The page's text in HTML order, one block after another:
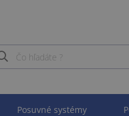
Posuvné systémy